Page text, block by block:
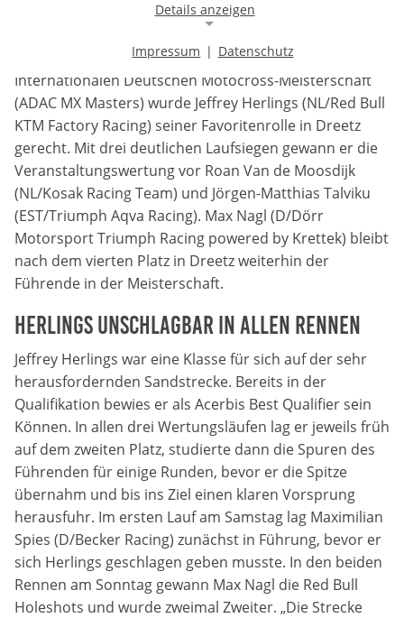
erfolgreich verteidigen.
Bei der 150. Jubiläumsveranstaltung der
Internationalen Deutschen Motocross-Meisterschaft
(ADAC MX Masters) wurde Jeffrey Herlings (NL/Red Bull
KTM Factory Racing) seiner Favoritenrolle in Dreetz
gerecht. Mit drei deutlichen Laufsiegen gewann er die
Veranstaltungswertung vor Roan Van de Moosdijk
(NL/Kosak Racing Team) und Jörgen-Matthias Talviku
(EST/Triumph Aqva Racing). Max Nagl (D/Dörr
Motorsport Triumph Racing powered by Krettek) bleibt
nach dem vierten Platz in Dreetz weiterhin der
Führende in der Meisterschaft.
Herlings unschlagbar in allen Rennen
Jeffrey Herlings war eine Klasse für sich auf der sehr
herausfordernden Sandstrecke. Bereits in der
Qualifikation bewies er als Acerbis Best Qualifier sein
Können. In allen drei Wertungsläufen lag er jeweils früh
auf dem zweiten Platz, studierte dann die Spuren des
Führenden für einige Runden, bevor er die Spitze
übernahm und bis ins Ziel einen klaren Vorsprung
herausfuhr. Im ersten Lauf am Samstag lag Maximilian
Spies (D/Becker Racing) zunächst in Führung, bevor er
sich Herlings geschlagen geben musste. In den beiden
Rennen am Sonntag gewann Max Nagl die Red Bull
Holeshots und wurde zweimal Zweiter. „Die Strecke
Details anzeigen
Notwendige Cookies ermöglichen die Kernfunktionalität
einer Website. Sie helfen dabei, die Website nutzbar zu
machen, indem sie grundlegende Funktionen
ermöglichen. Ohne diese Cookies kann die Website nicht
richtig funktionieren.
Background Image
Name:
gw-cookie-bgimage
DMSB
Zweck:
Dieser Cookie speichert Informationen zu
verwendeten Hintergrundbildern der Website.
Cookie Laufzeit:
24 Stunden
Cookie Consent
Name:
cookie_consent
Impressum | Datenschutz